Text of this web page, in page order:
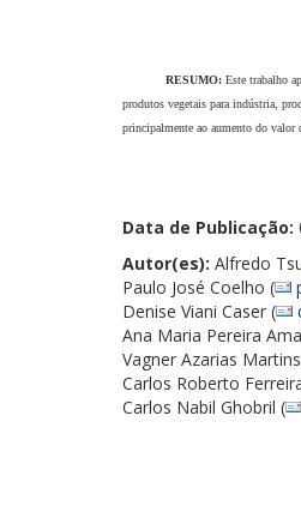
RESUMO: Este trabalho
produtos vegetais para indústria,
principalmente ao aumento do valor
Data de Publicação:
Autor(es): Alfredo
Paulo José Coelho (
Denise Viani Caser (
Ana Maria Pereira
Vagner Azarias
Carlos Roberto
Carlos Nabil Ghobril (